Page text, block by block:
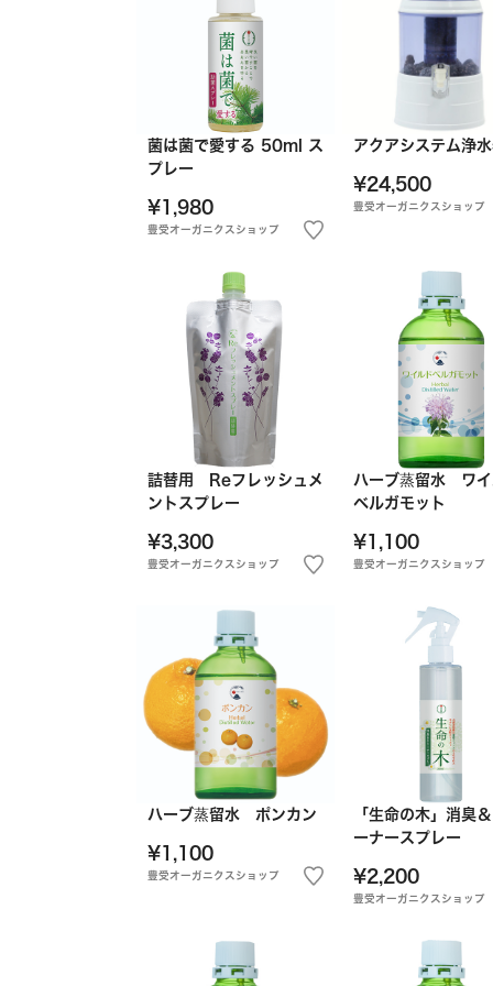
菌は菌で愛する 50ml ス
プレー
¥1,980
豊受オーガニクスショップ
アクアシステム浄
¥24,500
豊受オーガニクスショップ
詰替用 Reフレッシュメ
ントスプレー
¥3,300
豊受オーガニクスショップ
ハーブ蒸留水 ワイ
ベルガモット
¥1,100
豊受オーガニクスショップ
ハーブ蒸留水 ポンカン
¥1,100
豊受オーガニクスショップ
「生命の木」消臭
ーナースプレー
¥2,200
豊受オーガニクスショップ